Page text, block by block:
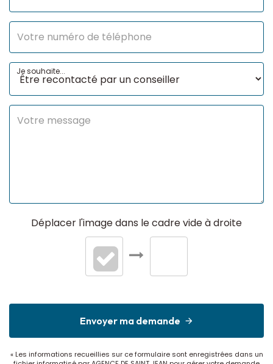
Je souhaite...
Déplacer l'image dans le cadre vide à droite
Envoyer ma demande
« Les informations recueillies sur ce formulaire sont enregistrées dans un